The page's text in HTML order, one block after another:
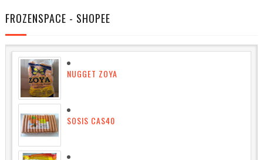
FROZENSPACE - SHOPEE
NUGGET ZOYA
SOSIS CAS40